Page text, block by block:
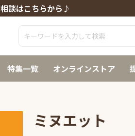
談はこちらから♪
特集一覧 オンラインストア
ミヌエット